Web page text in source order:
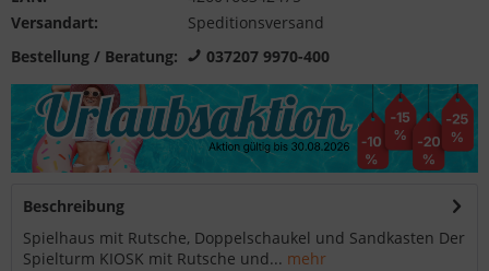
Versandart:
Speditionsversand
Bestellung / Beratung:
037207 9970-400
Beschreibung
Spielhaus mit Rutsche, Doppelschaukel und Sandkasten Der
Spielturm KIOSK mit Rutsche und... mehr